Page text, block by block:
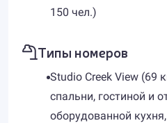
150 чел.)
Типы номеров
Studio Creek View (69
спальни, гостиной и
оборудованной